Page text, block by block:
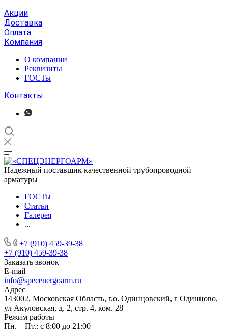
Акции
Доставка
Оплата
Компания
О компании
Реквизиты
ГОСТы
Контакты
Надежный поставщик качественной трубопроводной
арматуры
ГОСТы
Статьи
Галерея
...
+7 (910) 459-39-38
+7 (910) 459-39-38
Заказать звонок
E-mail
info@specenergoarm.ru
Адрес
143002, Московская Область, г.о. Одинцовский, г Одинцово,
ул Акуловская, д. 2, стр. 4, ком. 28
Режим работы
Пн. – Пт.: с 8:00 до 21:00